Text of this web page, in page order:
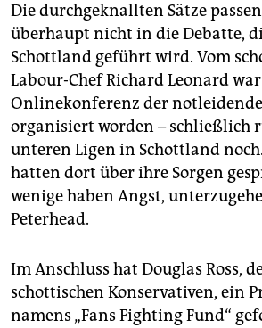
Die durchgeknallten Sätze
überhaupt nicht in die Debatte,
Schottland geführt wird. Vom
Labour-Chef Richard Leonard
Onlinekonferenz der
organisiert worden – schließlich
unteren Ligen in Schottland
hatten dort über ihre Sorgen
wenige haben Angst,
Peterhead.
Im Anschluss hat Douglas Ross,
schottischen Konservativen, ein
namens „Fans Fighting Fund“